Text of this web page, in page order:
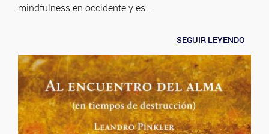
mindfulness en occidente y es...
SEGUIR LEYENDO